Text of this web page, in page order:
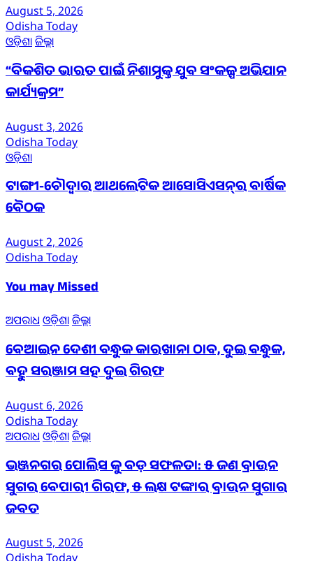
August 5, 2026
Odisha Today
ଓଡ଼ିଶାଜିଲ୍ଲା
“ବିକଶିତ ଭାରତ ପାଇଁ ନିଶାମୁକ୍ତ ଯୁବ ସଂକଳ୍ପ ଅଭିଯାନ
କାର୍ଯ୍ୟକ୍ରମ”
August 3, 2026
Odisha Today
ଓଡ଼ିଶା
ଟାଙ୍ଗୀ-ଚୌଦ୍ୱାର ଆଥଲେଟିକ ଆସୋସିଏସନ୍‌ର ବାର୍ଷିକ
ବୈଠକ
August 2, 2026
Odisha Today
You may Missed
ଅପରାଧ ଓଡ଼ିଶାଜିଲ୍ଲା
ବେଆଇନ ଦେଶୀ ବନ୍ଧୁକ କାରଖାନା ଠାବ, ଦୁଇ ବନ୍ଧୁକ,
ବହୁ ସରଞ୍ଜାମ ସହ ଦୁଇ ଗିରଫ
August 6, 2026
Odisha Today
ଅପରାଧ ଓଡ଼ିଶାଜିଲ୍ଲା
ଭଞ୍ଜନଗର ପୋଲିସ କୁ ବଡ଼ ସଫଳତା: ୫ ଜଣ ବ୍ରାଉନ
ସୁଗର ବେପାରୀ ଗିରଫ, ୫ ଲକ୍ଷ ଟଙ୍କାର ବ୍ରାଉନ ସୁଗାର
ଜବତ
August 5, 2026
Odisha Today